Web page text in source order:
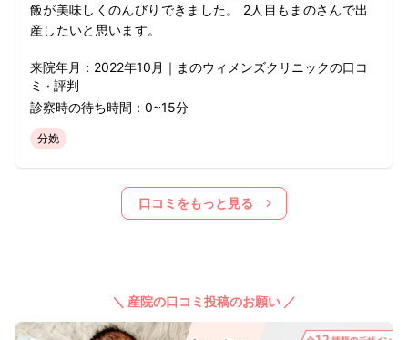
飯が美味しくのんびりできました。 2人目もまのさんで出
産したいと思います。
来院年月： 2022年10月 ｜ まのウィメンズクリニックの口コ
ミ · 評判
診察時の待ち時間： 0~15分
分娩
口コミをもっと見る
＼ 産院の口コミ投稿のお願い ／